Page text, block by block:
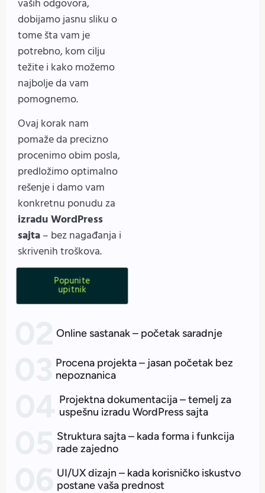
vaših odgovora,
dobijamo jasnu sliku o
tome šta vam je
potrebno, kom cilju
težite i kako možemo
najbolje da vam
pomognemo.
Ovaj korak nam
pomaže da precizno
procenimo obim posla,
predložimo optimalno
rešenje i damo vam
konkretnu ponudu za
izradu WordPress
sajta– bez nagađanja i
skrivenih troškova.
Popunite
upitnik
Online sastanak – početak saradnje
Procena projekta – jasan početak bez
nepoznanica
Projektna dokumentacija – temelj za
uspešnu izradu WordPress sajta
Struktura sajta – kada forma i funkcija
rade zajedno
UI/UX dizajn – kada korisničko iskustvo
postane vaša prednost